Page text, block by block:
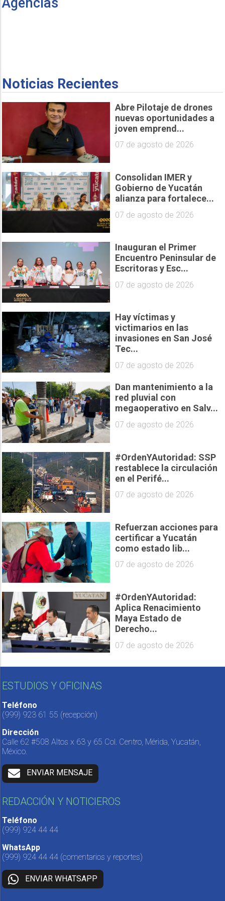
Noticias Recientes
Abre Pilotaje de drones
nuevas oportunidades a
joven emprend...
07 de agosto de 2026
Consolidan IMER y
Gobierno de Yucatán
alianza para fortalece...
07 de agosto de 2026
Inauguran el Primer
Encuentro Peninsular de
Escritoras y Esc...
07 de agosto de 2026
Hay víctimas y
victimarios en las
invasiones en San José
Tec...
07 de agosto de 2026
Dan mantenimiento a la
red pluvial con
megaoperativo en Salv...
07 de agosto de 2026
#OrdenYAutoridad: SSP
restablece la circulación
en el Perifé...
07 de agosto de 2026
Refuerzan acciones para
certificar a Yucatán
como estado lib...
07 de agosto de 2026
#OrdenYAutoridad:
Aplica Renacimiento
Maya Estado de
Derecho...
07 de agosto de 2026
ESTUDIOS Y OFICINAS
Teléfono
(999) 923 61 55 (recepción)
Dirección
Calle 62 #508 Altos x 63 y 65 Col. Centro, Mérida, Yucatán,
México.
ENVIAR MENSAJE
REDACCIÓN Y NOTICIEROS
Teléfono
(999) 924 44 44
WhatsApp
(999) 924 44 44 (comentarios y reportes)
ENVIAR WHATSAPP